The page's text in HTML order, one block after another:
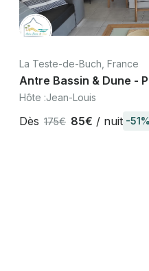
La Teste-de-Buch, France
Antre Bassin & Dune -
Arcachon
Hôte :Jean-Louis
Dès 175€ 85€ / nuit -51%